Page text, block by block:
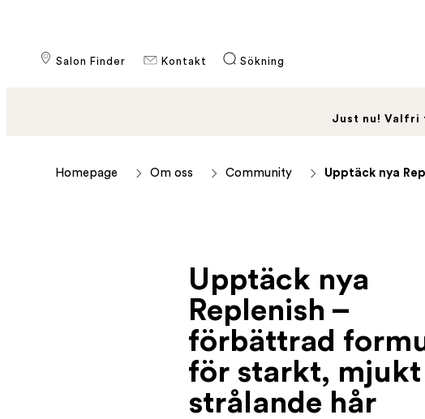
Salon Finder Kontakt Sökning
Just nu! Valfri
Homepage Om oss Community Upptäck nya
Upptäck nya
Replenish –
förbättrad
för starkt, mjukt
strålande hår